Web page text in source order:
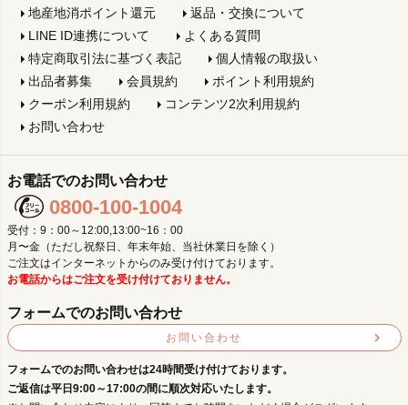
地産地消ポイント還元
返品・交換について
LINE ID連携について
よくある質問
特定商取引法に基づく表記
個人情報の取扱い
出品者募集
会員規約
ポイント利用規約
クーポン利用規約
コンテンツ2次利用規約
お問い合わせ
お電話でのお問い合わせ
0800-100-1004
受付：9：00～12:00,13:00~16：00
月〜金（ただし祝祭日、年末年始、当社休業日を除く）
ご注文はインターネットからのみ受け付けております。
お電話からはご注文を受け付けておりません。
フォームでのお問い合わせ
お問い合わせ
フォームでのお問い合わせは24時間受け付けております。
ご返信は平日9:00～17:00の間に順次対応いたします。